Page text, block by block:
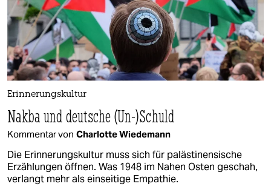
Erinnerungskultur
Nakba und deutsche (Un-)Schuld
Kommentar von Charlotte Wiedemann
Die Erinnerungskultur muss sich für palästinensische
Erzählungen öffnen. Was 1948 im Nahen Osten geschah,
verlangt mehr als einseitige Empathie.